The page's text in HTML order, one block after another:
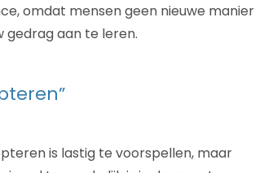
omdat mensen geen nieuwe manier
gedrag aan te leren.
is lastig te voorspellen, maar